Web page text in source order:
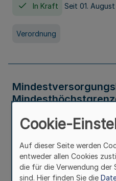
In Kraft Seit 01.
Verordnung
Verwaltungsvorschrift
Cookie-
Auf dieser Seite werden
entweder allen Cookies
die für die Verwendung der
sind. Hier finden Sie die